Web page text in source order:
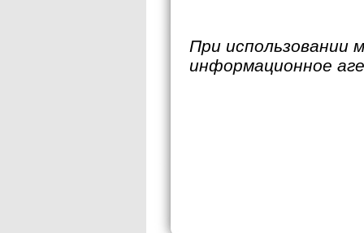
При использовании
информационное